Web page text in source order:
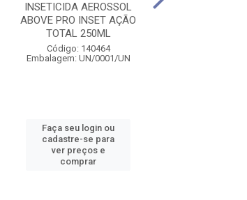
INSETICIDA AEROSSOL
ABOVE PRO INSET AÇÃO
TOTAL 250ML
Código: 140464
Embalagem: UN/0001/UN
Faça seu login ou
cadastre-se para
ver preços e
comprar